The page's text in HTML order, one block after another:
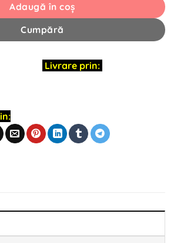
Adaugă în coș
Cumpără
Livrare prin: